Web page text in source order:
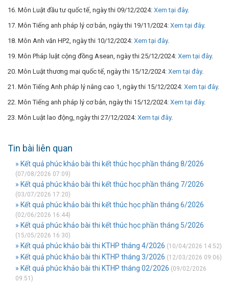
16. Môn Luật đầu tư quốc tế, ngày thi 09/12/2024: Xem tại đây.
17. Môn Tiếng anh pháp lý cơ bản, ngày thi 19/11/2024: Xem tại đây.
18. Môn Anh văn HP2, ngày thi 10/12/2024: Xem tại đây.
19. Môn Pháp luật cộng đồng Asean, ngày thi 25/12/2024: Xem tại đây.
20. Môn Luật thương mại quốc tế, ngày thi 15/12/2024: Xem tại đây.
21. Môn Tiếng Anh pháp lý nâng cao 1, ngày thi 15/12/2024: Xem tại đây.
22. Môn Tiếng anh pháp lý cơ bản, ngày thi 15/12/2024: Xem tại đây.
23. Môn Luật lao động, ngày thi 27/12/2024: Xem tại đây.
Tin bài liên quan
» Kết quả phúc khảo bài thi kết thúc học phần tháng 8/2026
(07/08/2026 07:09)
» Kết quả phúc khảo bài thi kết thúc học phần tháng 7/2026
(03/07/2026 17:20)
» Kết quả phúc khảo bài thi kết thúc học phần tháng 6/2026
(02/06/2026 16:44)
» Kết quả phúc khảo bài thi kết thúc học phần tháng 5/2026
(15/05/2026 16:30)
» Kết quả phúc khảo bài thi KTHP tháng 4/2026 (10/04/2026 14:52)
» Kết quả phúc khảo bài thi KTHP tháng 3/2026 (12/03/2026 09:06)
» Kết quả phúc khảo bài thi KTHP tháng 02/2026 (09/02/2026
09:51)